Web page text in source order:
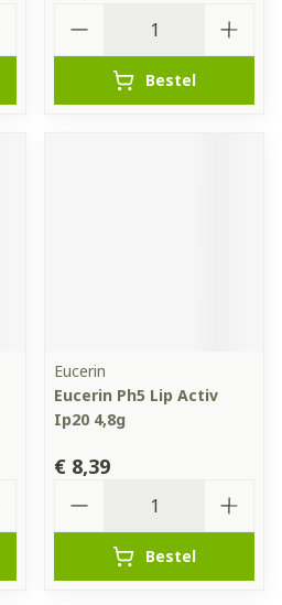
Bestel
Eucerin
Eucerin Ph5 Lip Activ
Ip20 4,8g
€ 8,39
Bestel